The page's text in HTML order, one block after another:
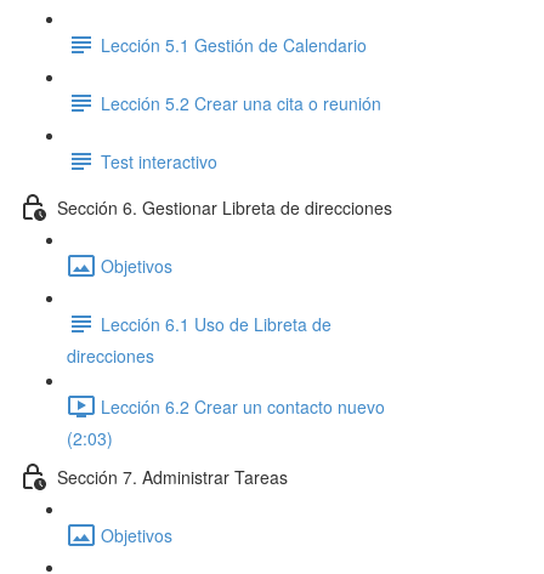
Lección 5.1 Gestión de Calendario
Lección 5.2 Crear una cita o reunión
Test interactivo
Sección 6. Gestionar Libreta de direcciones
Objetivos
Lección 6.1 Uso de Libreta de
direcciones
Lección 6.2 Crear un contacto nuevo
(2:03)
Sección 7. Administrar Tareas
Objetivos